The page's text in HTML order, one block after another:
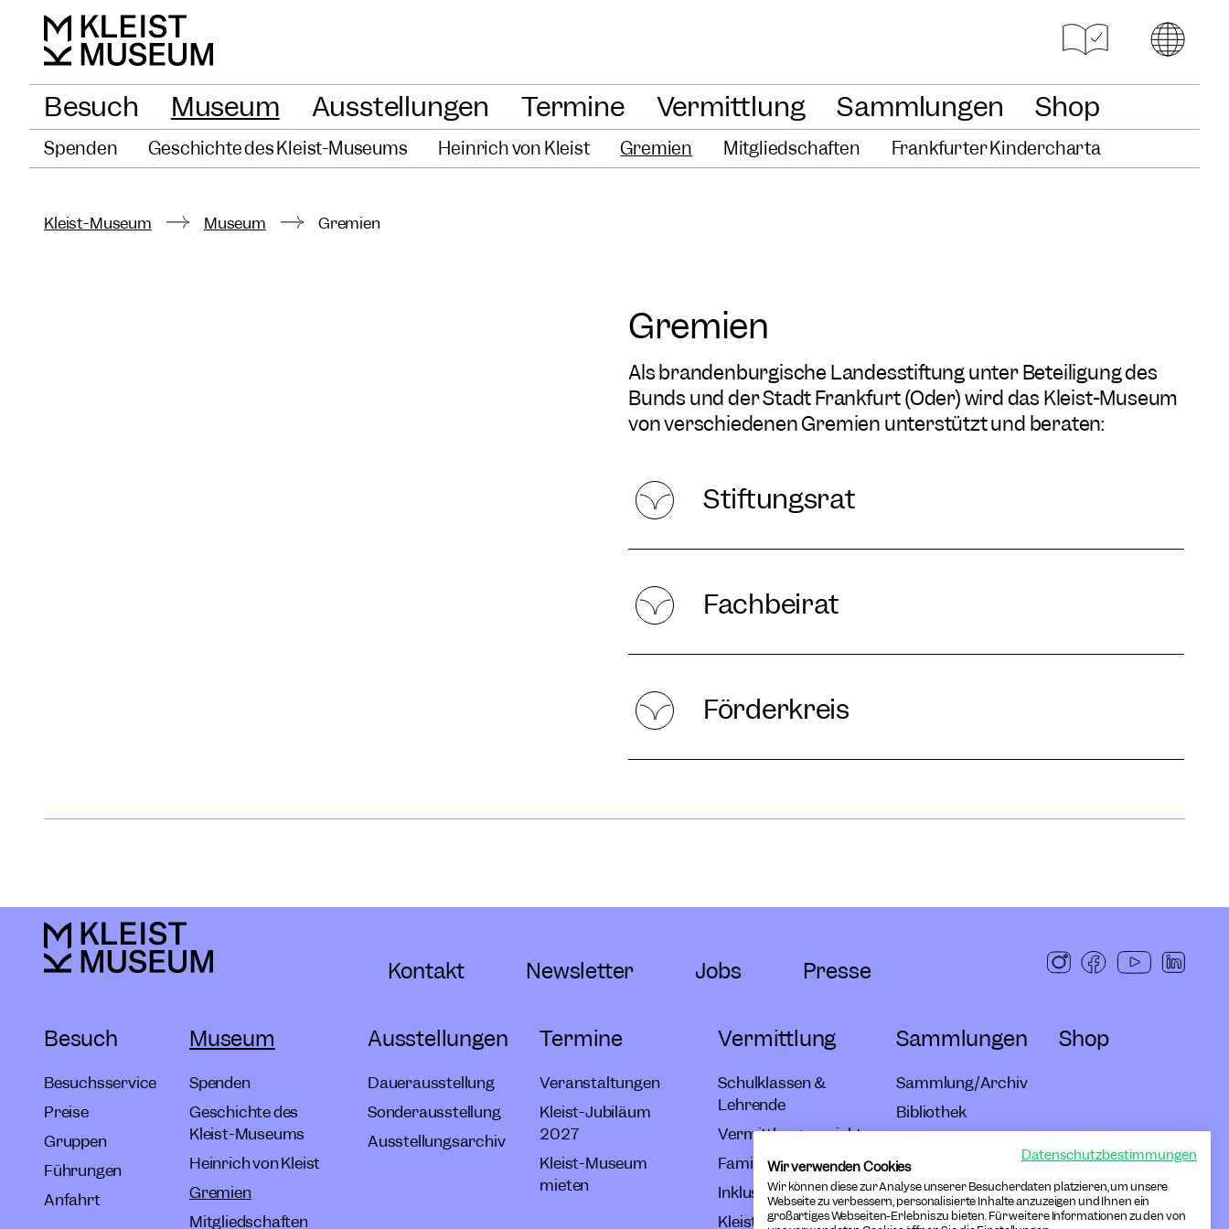
Besuch Museum
Spenden Geschichte des Kleist-Museums Heinrich von Kleist Gremien Mitgliedschaften Frankfurter Kindercharta
Ausstellungen Termine Vermittlung Sammlungen Shop
Kleist-Museum Museum Gremien
Gremien
Als brandenburgische Landesstiftung unter Beteiligung des
Bunds und der Stadt Frankfurt (Oder) wird das Kleist-Museum
von verschiedenen Gremien unterstützt und beraten:
Stiftungsrat
Fachbeirat
Förderkreis
Kontakt Newsletter Jobs Presse
Besuch
Besuchsservice
Preise
Gruppen
Führungen
Anfahrt
Museum
Spenden
Geschichte des
Kleist-Museums
Heinrich von Kleist
Gremien
Mitgliedschaften
Ausstellungen
Dauerausstellung
Sonderausstellung
Ausstellungsarchiv
Termine
Veranstaltungen
Kleist-Jubiläum
2027
Kleist-Museum
mieten
Vermittlung
Schulklassen &
Lehrende
Vermittlungsprojekte
Familienangebote
Inklusive Angebote
Kleist am Theater
Sammlungen
Sammlung/Archiv
Bibliothek
Shop
Datenschutzbestimmungen
Wir verwenden Cookies
Wir können diese zur Analyse unserer Besucherdaten platzieren, um unsere
Webseite zu verbessern, personalisierte Inhalte anzuzeigen und Ihnen ein
großartiges Webseiten-Erlebnis zu bieten. Für weitere Informationen zu den von